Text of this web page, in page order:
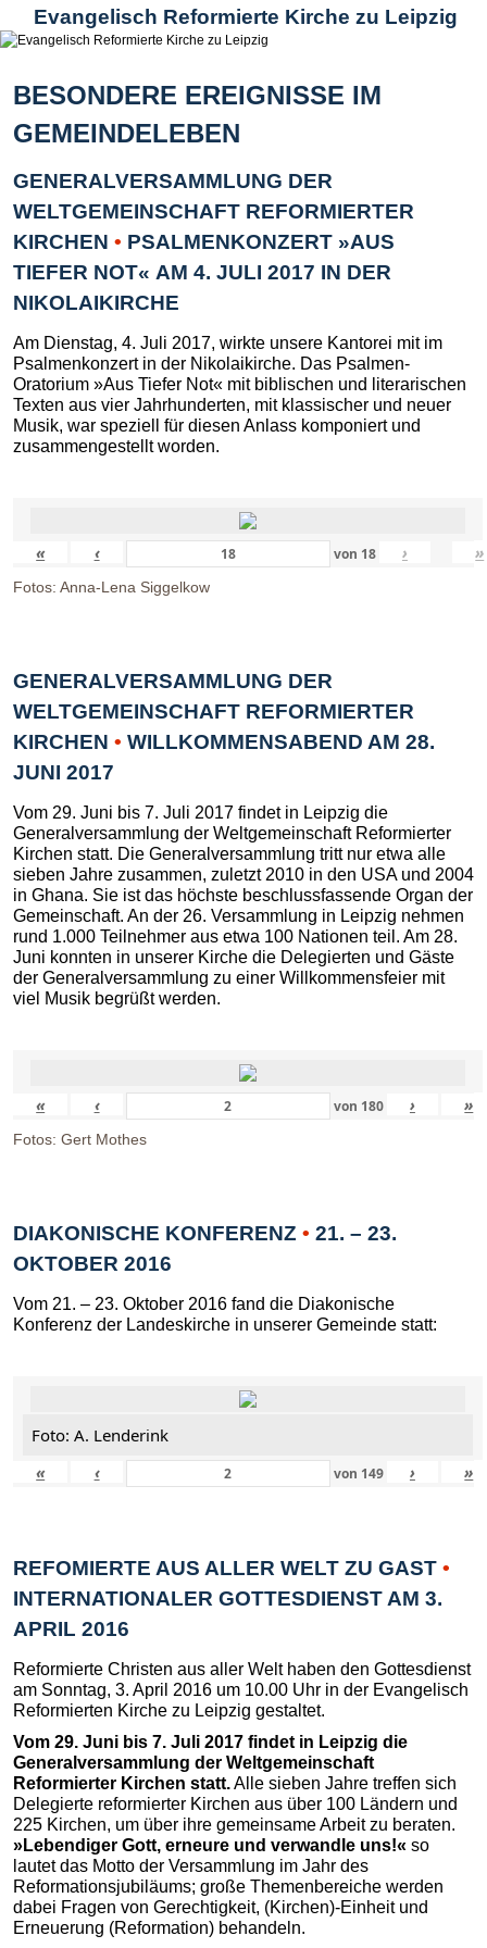
Evangelisch Reformierte Kirche zu Leipzig
BESONDERE EREIGNISSE IM
GEMEINDELEBEN
GENERALVERSAMMLUNG DER
WELTGEMEINSCHAFT REFORMIERTER
KIRCHEN • PSALMENKONZERT »AUS
TIEFER NOT« AM 4. JULI 2017 IN DER
NIKOLAIKIRCHE
Am Dienstag, 4. Juli 2017, wirkte unsere Kantorei mit im
Psalmenkonzert in der Nikolaikirche. Das Psalmen-
Oratorium »Aus Tiefer Not« mit biblischen und literarischen
Texten aus vier Jahrhunderten, mit klassischer und neuer
Musik, war speziell für diesen Anlass komponiert und
zusammengestellt worden.
« ‹ von 18 › »
Fotos: Anna-Lena Siggelkow
GENERALVERSAMMLUNG DER
WELTGEMEINSCHAFT REFORMIERTER
KIRCHEN • WILLKOMMENSABEND AM 28.
JUNI 2017
Vom 29. Juni bis 7. Juli 2017 findet in Leipzig die
Generalversammlung der Weltgemeinschaft Reformierter
Kirchen statt. Die Generalversammlung tritt nur etwa alle
sieben Jahre zusammen, zuletzt 2010 in den USA und 2004
in Ghana. Sie ist das höchste beschlussfassende Organ der
Gemeinschaft. An der 26. Versammlung in Leipzig nehmen
rund 1.000 Teilnehmer aus etwa 100 Nationen teil. Am 28.
Juni konnten in unserer Kirche die Delegierten und Gäste
der Generalversammlung zu einer Willkommensfeier mit
viel Musik begrüßt werden.
« ‹ von 180 › »
Fotos: Gert Mothes
DIAKONISCHE KONFERENZ • 21. – 23.
OKTOBER 2016
Vom 21. – 23. Oktober 2016 fand die Diakonische
Konferenz der Landeskirche in unserer Gemeinde statt:
Foto: A. Lenderink
«
‹ von 149 › »
REFOMIERTE AUS ALLER WELT ZU GAST •
INTERNATIONALER GOTTESDIENST AM 3.
APRIL 2016
Reformierte Christen aus aller Welt haben den Gottesdienst
am Sonntag, 3. April 2016 um 10.00 Uhr in der Evangelisch
Reformierten Kirche zu Leipzig gestaltet.
Vom 29. Juni bis 7. Juli 2017 findet in Leipzig die
Generalversammlung der Weltgemeinschaft
Reformierter Kirchen statt.Alle sieben Jahre treffen sich
Delegierte reformierter Kirchen aus über 100 Ländern und
225 Kirchen, um über ihre gemeinsame Arbeit zu beraten.
»Lebendiger Gott, erneure und verwandle uns!« so
lautet das Motto der Versammlung im Jahr des
Reformationsjubiläums; große Themenbereiche werden
dabei Fragen von Gerechtigkeit, (Kirchen)-Einheit und
Erneuerung (Reformation) behandeln.